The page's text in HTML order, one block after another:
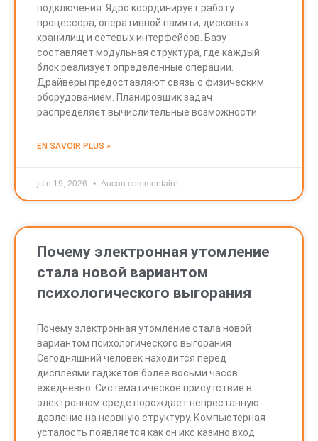
подключения. Ядро координирует работу
процессора, оперативной памяти, дисковых
хранилищ и сетевых интерфейсов. Базу
составляет модульная структура, где каждый
блок реализует определенные операции.
Драйверы предоставляют связь с физическим
оборудованием. Планировщик задач
распределяет вычислительные возможности
EN SAVOIR PLUS »
juin 19, 2026 Aucun commentaire
Почему электронная утомление
стала новой вариантом
психологического выгорания
Почему электронная утомление стала новой
вариантом психологического выгорания
Сегодняшний человек находится перед
дисплеями гаджетов более восьми часов
ежедневно. Систематическое присутствие в
электронном среде порождает непрестанную
давление на нервную структуру. Компьютерная
усталость появляется как он икс казино вход